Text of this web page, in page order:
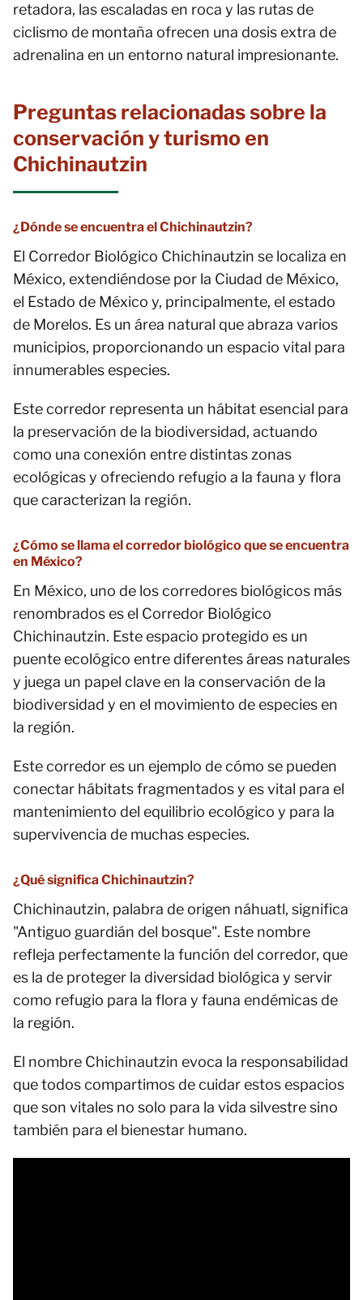
retadora, las escaladas en roca y las rutas de
ciclismo de montaña ofrecen una dosis extra de
adrenalina en un entorno natural impresionante.
Preguntas relacionadas sobre la
conservación y turismo en
Chichinautzin
¿Dónde se encuentra el Chichinautzin?
El Corredor Biológico Chichinautzin se localiza en
México, extendiéndose por la Ciudad de México,
el Estado de México y, principalmente, el estado
de Morelos. Es un área natural que abraza varios
municipios, proporcionando un espacio vital para
innumerables especies.
Este corredor representa un hábitat esencial para
la preservación de la biodiversidad, actuando
como una conexión entre distintas zonas
ecológicas y ofreciendo refugio a la fauna y flora
que caracterizan la región.
¿Cómo se llama el corredor biológico que se encuentra
en México?
En México, uno de los corredores biológicos más
renombrados es el Corredor Biológico
Chichinautzin. Este espacio protegido es un
puente ecológico entre diferentes áreas naturales
y juega un papel clave en la conservación de la
biodiversidad y en el movimiento de especies en
la región.
Este corredor es un ejemplo de cómo se pueden
conectar hábitats fragmentados y es vital para el
mantenimiento del equilibrio ecológico y para la
supervivencia de muchas especies.
¿Qué significa Chichinautzin?
Chichinautzin, palabra de origen náhuatl, significa
"Antiguo guardián del bosque". Este nombre
refleja perfectamente la función del corredor, que
es la de proteger la diversidad biológica y servir
como refugio para la flora y fauna endémicas de
la región.
El nombre Chichinautzin evoca la responsabilidad
que todos compartimos de cuidar estos espacios
que son vitales no solo para la vida silvestre sino
también para el bienestar humano.